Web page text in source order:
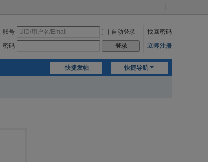
切
到
宽
账号 自动登录
找回密码
密码
登录 立即注册
快捷导航
快捷发帖